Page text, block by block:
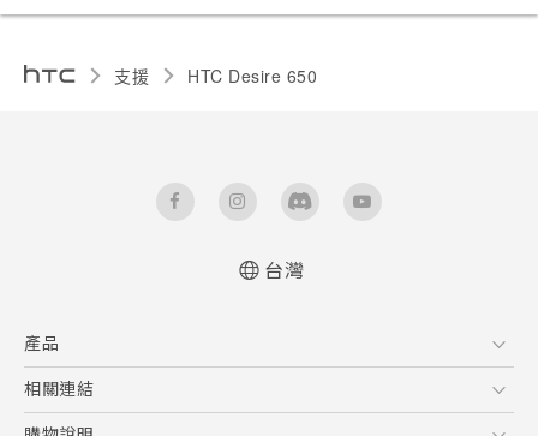
支援 HTC Desire 650‎
台灣
產品
5G
智慧型手機
相關連結
HTC Research